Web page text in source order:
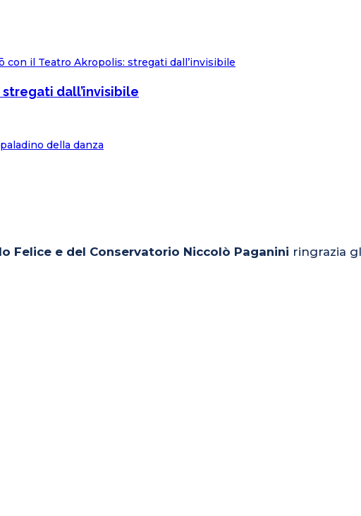
dall’invisibile
Felice e del Conservatorio Niccolò Paganini ringrazia